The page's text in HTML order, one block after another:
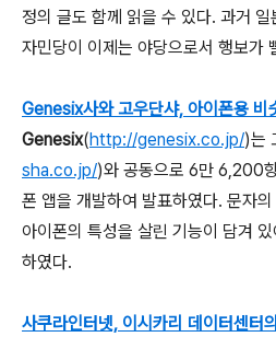
정의 글도 함께 읽을 수 있다. 과거
자민당이 이제는 야당으로서 행보가
Genesix사와 고우단샤, 아이폰용 비
Genesix(http://genesix.co.jp/)는
sha.co.jp/)와 공동으로 6만 6,200
폰 앱을 개발하여 발표하였다. 문자
아이폰의 특성을 살린 기능이 담겨
하였다.
사쿠라인터넷, 이시카리 데이터센터